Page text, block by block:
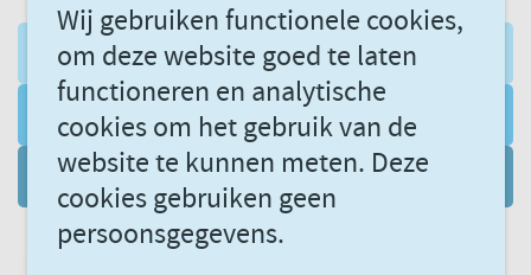
Wij gebruiken functionele cookies,
om deze website goed te laten
functioneren en analytische
cookies om het gebruik van de
website te kunnen meten. Deze
cookies gebruiken geen
persoonsgegevens.
AANMELDEN NIEUWSBRIEF
VOLG ONS VIA LINKEDIN
DATAGEDREVEN LEREN